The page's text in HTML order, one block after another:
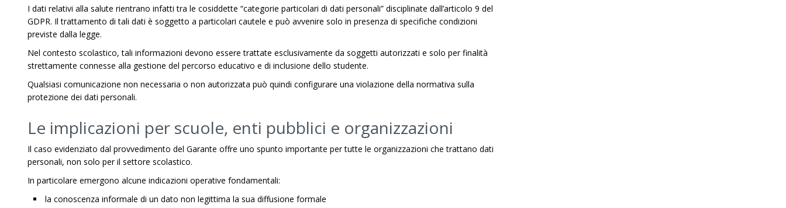
I dati relativi alla salute rientrano infatti tra le cosiddette “categorie particolari di dati personali” disciplinate dall’articolo 9 del
GDPR. Il trattamento di tali dati è soggetto a particolari cautele e può avvenire solo in presenza di specifiche condizioni
previste dalla legge.
Nel contesto scolastico, tali informazioni devono essere trattate esclusivamente da soggetti autorizzati e solo per finalità
strettamente connesse alla gestione del percorso educativo e di inclusione dello studente.
Qualsiasi comunicazione non necessaria o non autorizzata può quindi configurare una violazione della normativa sulla
protezione dei dati personali.
Le implicazioni per scuole, enti pubblici e organizzazioni
Il caso evidenziato dal provvedimento del Garante offre uno spunto importante per tutte le organizzazioni che trattano dati
personali, non solo per il settore scolastico.
In particolare emergono alcune indicazioni operative fondamentali:
la conoscenza informale di un dato non legittima la sua diffusione formale